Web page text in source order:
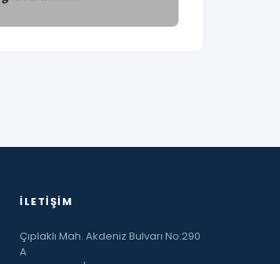
İLETIŞIM
Çıplaklı Mah. Akdeniz Bulvarı No:290
A